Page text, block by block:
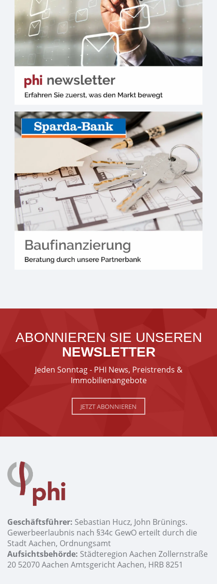
ABONNIEREN SIE UNSEREN
NEWSLETTER
Jeden Sonntag - PHI News, Preistrends &
Immobilienangebote
JETZT ABONNIEREN
Geschäftsführer: Sebastian Hucz, John Brünings.
Gewerbeerlaubnis nach §34c GewO erteilt durch die
Stadt Aachen, Ordnungsamt
Aufsichtsbehörde: Städteregion Aachen Zollernstraße
20 52070 Aachen Amtsgericht Aachen, HRB 8251